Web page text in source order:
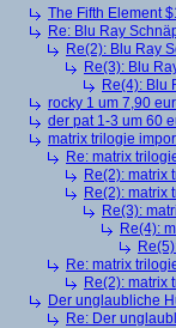
The Fifth Element
Re: Blu Ray
Re(2): Blu Ray
Re(3): Blu
Re(4): Blu
rocky 1 um 7,90
der pat 1-3 um 60
matrix trilogie
Re: matrix
Re(2): matrix
Re(2): matrix
Re(3):
Re(4):
Re: matrix
Re(2): matrix
Der unglaubliche
Re: Der